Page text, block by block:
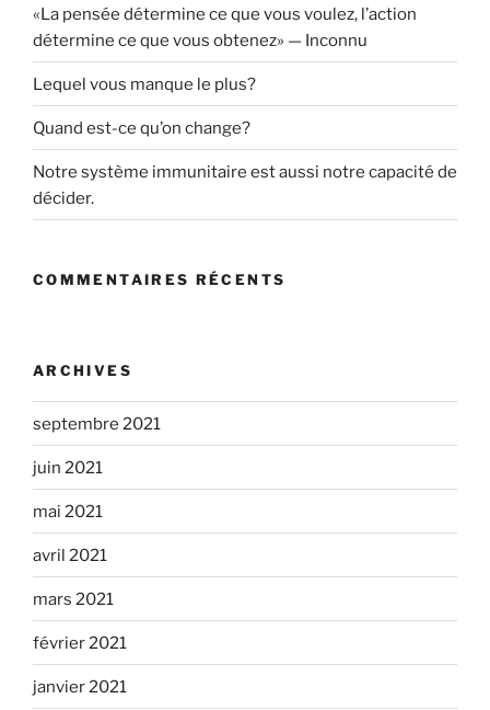
«La pensée détermine ce que vous voulez, l’action
détermine ce que vous obtenez» — Inconnu
Lequel vous manque le plus?
Quand est-ce qu’on change?
Notre système immunitaire est aussi notre capacité de
décider.
COMMENTAIRES RÉCENTS
ARCHIVES
septembre 2021
juin 2021
mai 2021
avril 2021
mars 2021
février 2021
janvier 2021